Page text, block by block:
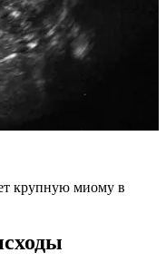
крупную миому в